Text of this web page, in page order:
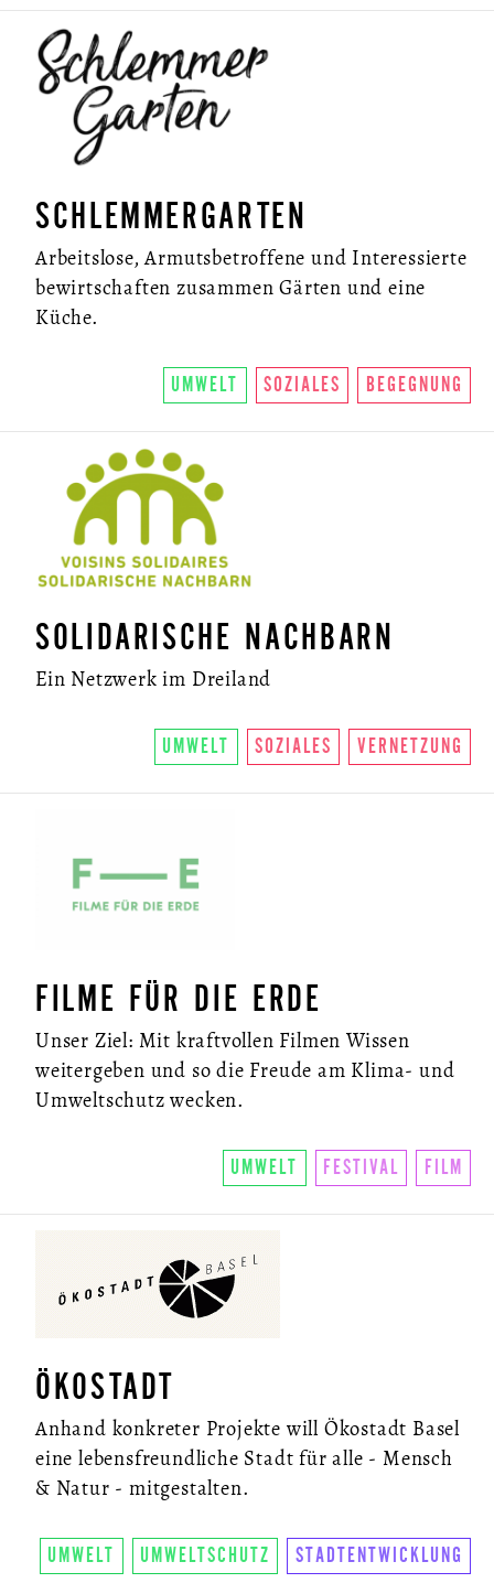
SCHLEMMERGARTEN
Arbeitslose, Armutsbetroffene und Interessierte
bewirtschaften zusammen Gärten und eine
Küche.
UMWELT SOZIALES BEGEGNUNG
SOLIDARISCHE NACHBARN
Ein Netzwerk im Dreiland
UMWELT SOZIALES VERNETZUNG
FILME FÜR DIE ERDE
Unser Ziel: Mit kraftvollen Filmen Wissen
weitergeben und so die Freude am Klima- und
Umweltschutz wecken.
UMWELT FESTIVAL FILM
ÖKOSTADT
Anhand konkreter Projekte will Ökostadt Basel
eine lebensfreundliche Stadt für alle - Mensch
& Natur - mitgestalten.
UMWELT UMWELTSCHUTZ STADTENTWICKLUNG